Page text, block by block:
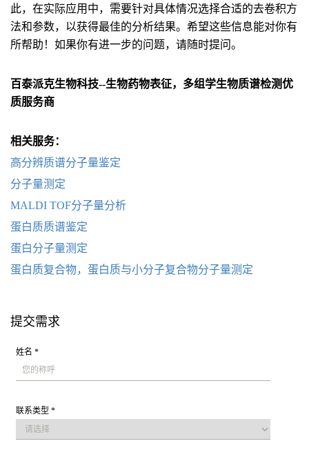
此，在实际应用中，需要针对具体情况选择合适的去卷积方
法和参数，以获得最佳的分析结果。希望这些信息能对你有
所帮助！如果你有进一步的问题，请随时提问。
百泰派克生物科技--生物药物表征，多组学生物质谱检测优
质服务商
相关服务：
高分辨质谱分子量鉴定
分子量测定
MALDI TOF分子量分析
蛋白质质谱鉴定
蛋白分子量测定
蛋白质复合物，蛋白质与小分子复合物分子量测定
提交需求
姓名 *
联系类型 *